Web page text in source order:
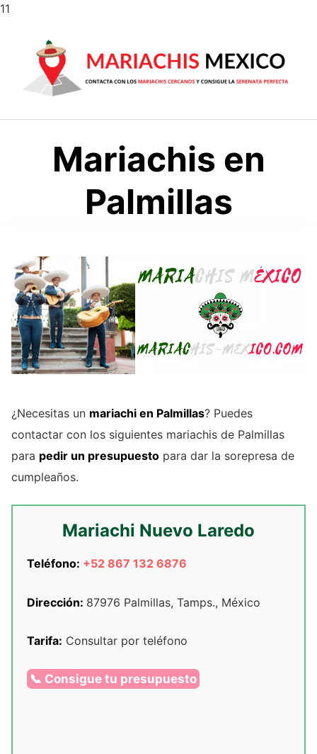
11
contenido
Mariachis en
Palmillas
¿Necesitas un mariachi en Palmillas? Puedes
contactar con los siguientes mariachis de Palmillas
para pedir un presupuesto para dar la sorepresa de
cumpleaños.
Mariachi Nuevo Laredo
Teléfono: +52 867 132 6876
Dirección: 87976 Palmillas, Tamps., México
Tarifa: Consultar por teléfono
📞 Consigue tu presupuesto